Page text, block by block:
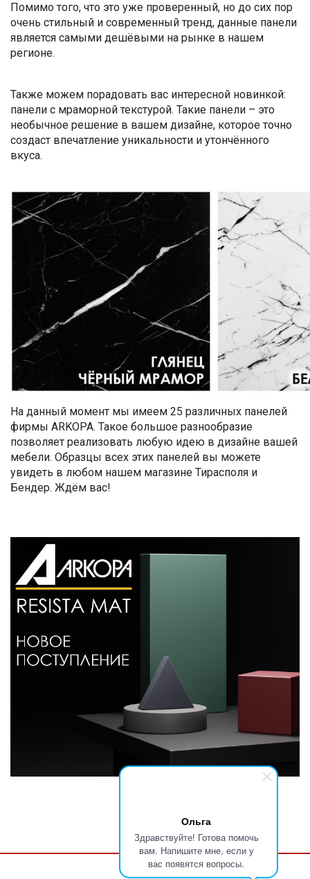
Ольга
Здравствуйте! Готова помочь
вам. Напишите мне, если у
вас появятся вопросы.
Помимо того, что это уже проверенный, но до сих пор
очень стильный и современный тренд, данные панели
является самыми дешёвыми на рынке в нашем
регионе.
Также можем порадовать вас интересной новинкой:
панели с мраморной текстурой. Такие панели – это
необычное решение в вашем дизайне, которое точно
создаст впечатление уникальности и утончённого
вкуса.
На данный момент мы имеем 25 различных панелей
фирмы ARKOPA. Такое большое разнообразие
позволяет реализовать любую идею в дизайне вашей
мебели. Образцы всех этих панелей вы можете
увидеть в любом нашем магазине Тирасполя и
Бендер. Ждём вас!